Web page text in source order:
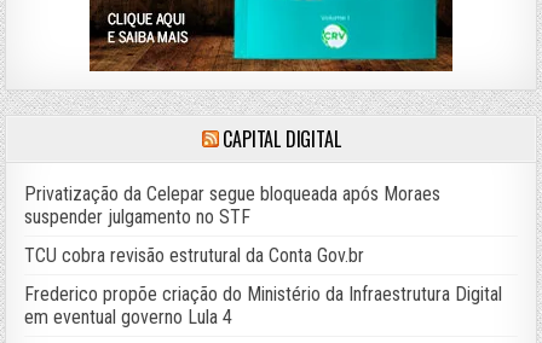
CAPITAL DIGITAL
Privatização da Celepar segue bloqueada após Moraes
suspender julgamento no STF
TCU cobra revisão estrutural da Conta Gov.br
Frederico propõe criação do Ministério da Infraestrutura Digital
em eventual governo Lula 4